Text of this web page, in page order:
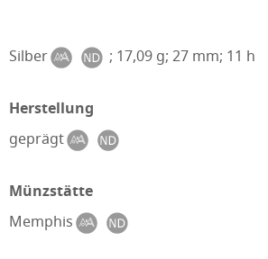
Silber ; 17,09 g; 27 mm; 11 h
Herstellung
geprägt
Münzstätte
Memphis